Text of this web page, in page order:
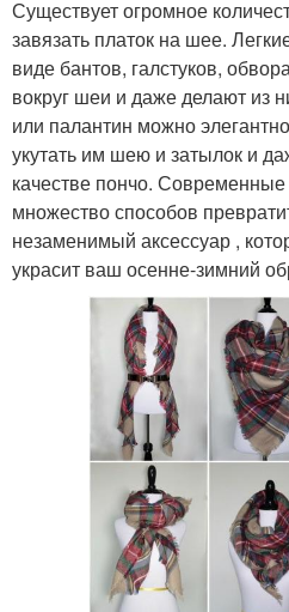
Существует огромное
завязать платок на шее.
виде бантов, галстуков,
вокруг шеи и даже делают из
или палантин можно
укутать им шею и затылок и
качестве пончо.
множество способов
незаменимый аксессуар ,
украсит ваш осенне-зимний